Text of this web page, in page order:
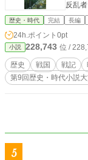
反乱
歴史・時代 完結 長編
24h.ポイント 0pt
小説 228,743 位 /
歴史 戦国 戦記
第9回歴史・時代小説
5